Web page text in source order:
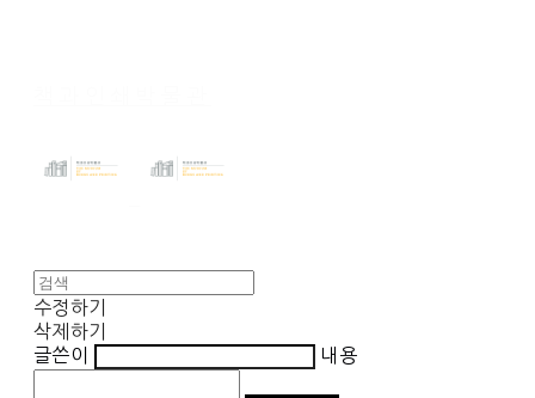
수정하기
삭제하기
글쓴이
내용